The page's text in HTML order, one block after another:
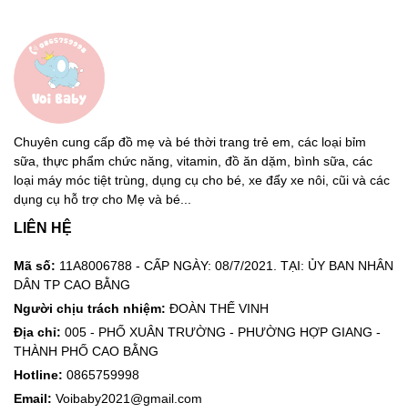
Chuyên cung cấp đồ mẹ và bé thời trang trẻ em, các loại bỉm
sữa, thực phẩm chức năng, vitamin, đồ ăn dặm, bình sữa, các
loại máy móc tiệt trùng, dụng cụ cho bé, xe đẩy xe nôi, cũi và các
dụng cụ hỗ trợ cho Mẹ và bé...
LIÊN HỆ
Mã số: 11A8006788 - CẤP NGÀY: 08/7/2021. TẠI: ỦY BAN NHÂN
DÂN TP CAO BẰNG
Người chịu trách nhiệm: ĐOÀN THẾ VINH
Địa chỉ: 005 - PHỐ XUÂN TRƯỜNG - PHƯỜNG HỢP GIANG -
THÀNH PHỐ CAO BẰNG
Hotline: 0865759998
Email: Voibaby2021@gmail.com